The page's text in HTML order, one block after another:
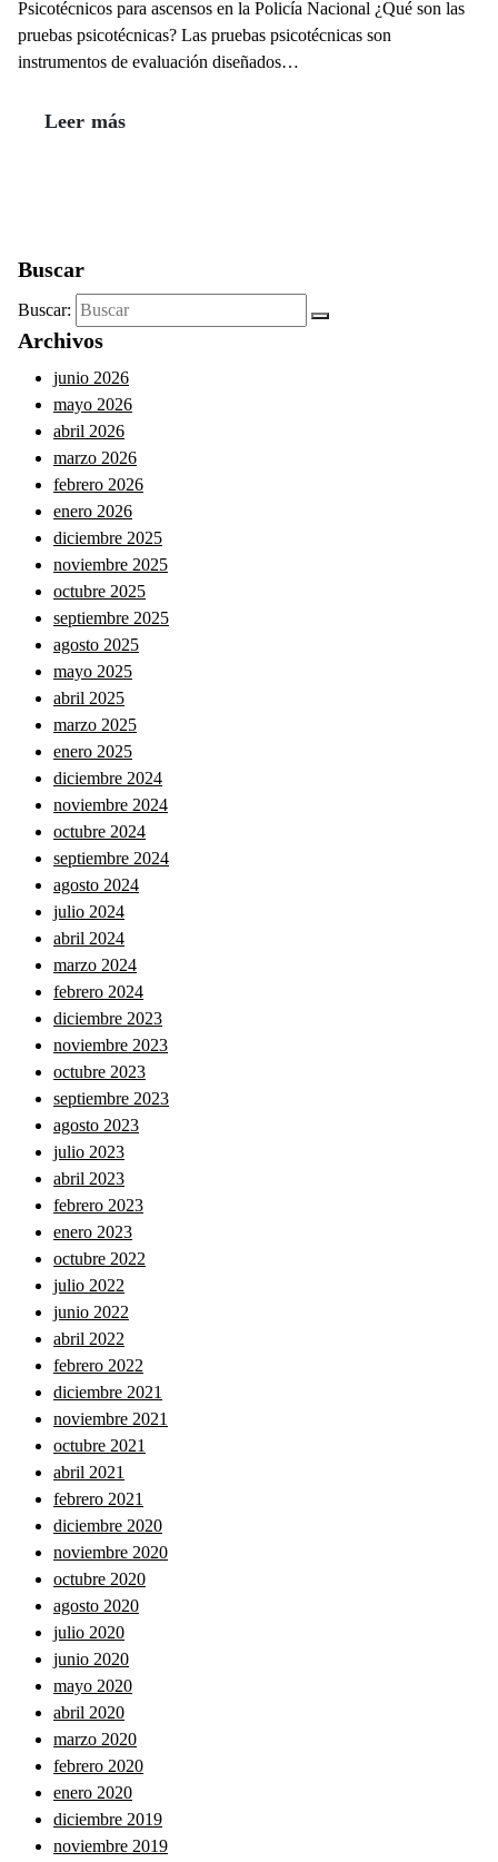
Psicotécnicos para ascensos en la Policía Nacional ¿Qué son las
pruebas psicotécnicas? Las pruebas psicotécnicas son
instrumentos de evaluación diseñados…
Leer más
Buscar
Buscar:
Archivos
junio 2026
mayo 2026
abril 2026
marzo 2026
febrero 2026
enero 2026
diciembre 2025
noviembre 2025
octubre 2025
septiembre 2025
agosto 2025
mayo 2025
abril 2025
marzo 2025
enero 2025
diciembre 2024
noviembre 2024
octubre 2024
septiembre 2024
agosto 2024
julio 2024
abril 2024
marzo 2024
febrero 2024
diciembre 2023
noviembre 2023
octubre 2023
septiembre 2023
agosto 2023
julio 2023
abril 2023
febrero 2023
enero 2023
octubre 2022
julio 2022
junio 2022
abril 2022
febrero 2022
diciembre 2021
noviembre 2021
octubre 2021
abril 2021
febrero 2021
diciembre 2020
noviembre 2020
octubre 2020
agosto 2020
julio 2020
junio 2020
mayo 2020
abril 2020
marzo 2020
febrero 2020
enero 2020
diciembre 2019
noviembre 2019